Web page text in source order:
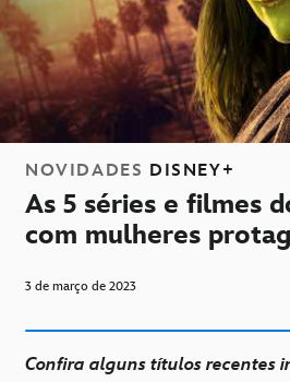
NOVIDADES DISNEY+
As 5 séries e filmes
com mulheres
3 de março de 2023
Confira alguns títulos recentes